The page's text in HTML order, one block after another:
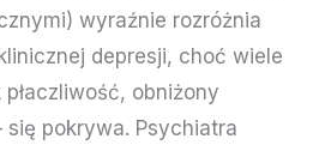
wyraźnie rozróżnia
depresji, choć wiele
obniżony
pokrywa. Psychiatra